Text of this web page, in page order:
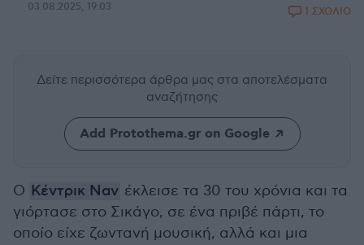
03.08.2025, 19:03 1 ΣΧΟΛΙΟ
Δείτε περισσότερα άρθρα μας στα αποτελέσματα
αναζήτησης
Add Protothema.gr on Google
Ο Κέντρικ Ναν έκλεισε τα 30 του χρόνια και τα
γιόρτασε στο Σικάγο, σε ένα πριβέ πάρτι, το
οποίο είχε ζωντανή μουσική, αλλά και μια